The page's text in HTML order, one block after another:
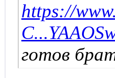
https://
готов